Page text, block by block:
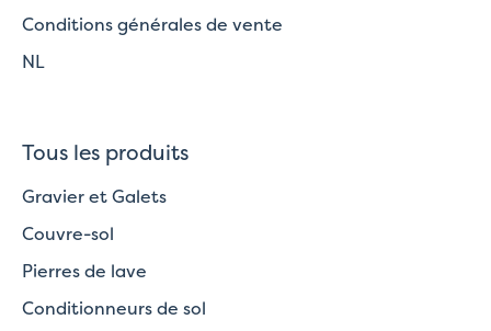
Conditions générales de vente
NL
Tous les produits
Gravier et Galets
Couvre-sol
Pierres de lave
Conditionneurs de sol